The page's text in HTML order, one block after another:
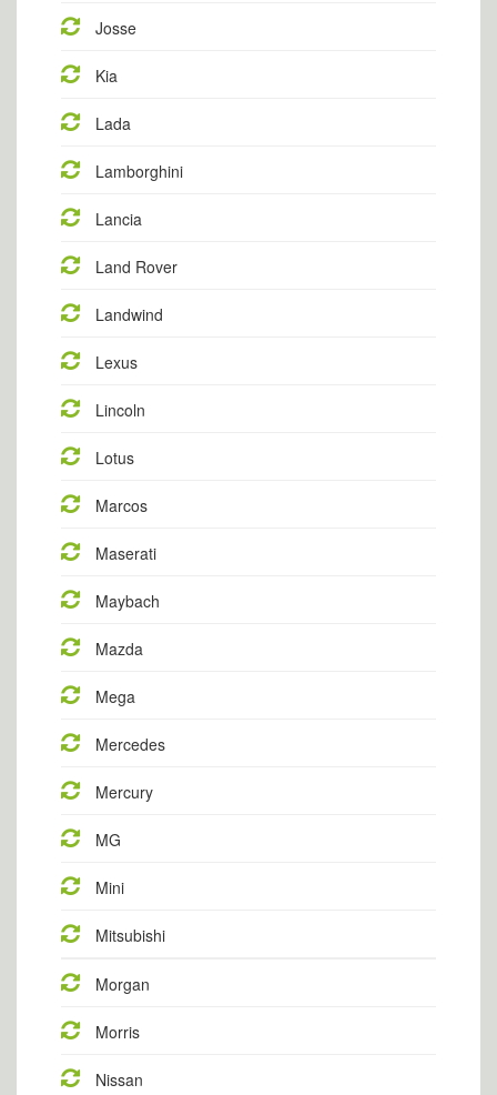
Josse
Kia
Lada
Lamborghini
Lancia
Land Rover
Landwind
Lexus
Lincoln
Lotus
Marcos
Maserati
Maybach
Mazda
Mega
Mercedes
Mercury
MG
Mini
Mitsubishi
Morgan
Morris
Nissan